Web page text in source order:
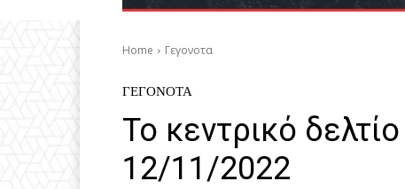
Home Γεγονοτα
ΓΕΓΟΝΟΤΑ
Το κεντρικό
12/11/2022